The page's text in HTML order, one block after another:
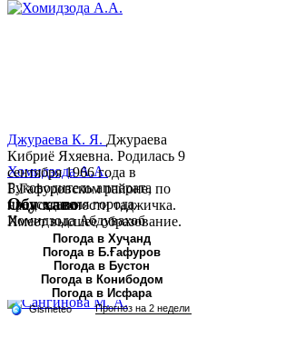
Хомидзода А.А.
Руководитель аппарата
председателя города
Хомидзода Абдувахоб
Абдумаджид родился 8
июня 1978 года в городе
Худжанде. По
национальности...
Джураева К. Я. Джураева
Кибриё Яхяевна. Родилась 9
сентября 1966 года в
Б.Гафуровском районе, по
национальности таджичка.
Имеет высшее образование.
В 1997 ...
Обу хаво
Погода в Хуҷанд
Погода в Б.Ғафуров
Погода в Бустон
Погода в Конибодом
Погода в Исфара